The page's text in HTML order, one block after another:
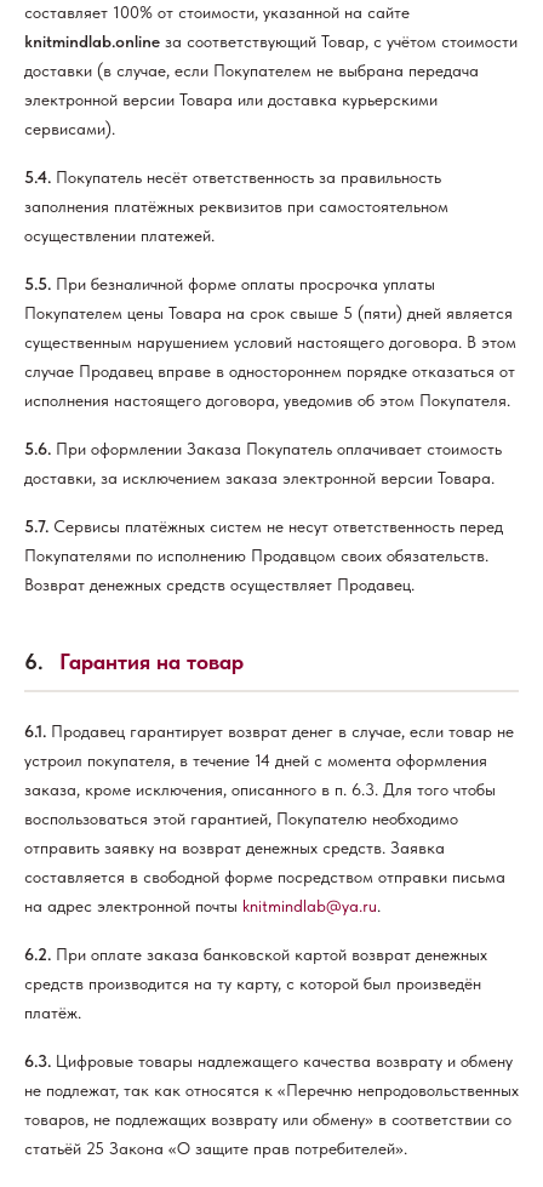
составляет 100% от стоимости, указанной на сайте
knitmindlab.online за соответствующий Товар, с учётом стоимости
доставки (в случае, если Покупателем не выбрана передача
электронной версии Товара или доставка курьерскими
сервисами).
5.4. Покупатель несёт ответственность за правильность
заполнения платёжных реквизитов при самостоятельном
осуществлении платежей.
5.5. При безналичной форме оплаты просрочка уплаты
Покупателем цены Товара на срок свыше 5 (пяти) дней является
существенным нарушением условий настоящего договора. В этом
случае Продавец вправе в одностороннем порядке отказаться от
исполнения настоящего договора, уведомив об этом Покупателя.
5.6. При оформлении Заказа Покупатель оплачивает стоимость
доставки, за исключением заказа электронной версии Товара.
5.7. Сервисы платёжных систем не несут ответственность перед
Покупателями по исполнению Продавцом своих обязательств.
Возврат денежных средств осуществляет Продавец.
6. Гарантия на товар
6.1. Продавец гарантирует возврат денег в случае, если товар не
устроил покупателя, в течение 14 дней с момента оформления
заказа, кроме исключения, описанного в п. 6.3. Для того чтобы
воспользоваться этой гарантией, Покупателю необходимо
отправить заявку на возврат денежных средств. Заявка
составляется в свободной форме посредством отправки письма
на адрес электронной почты knitmindlab@ya.ru.
6.2. При оплате заказа банковской картой возврат денежных
средств производится на ту карту, с которой был произведён
платёж.
6.3. Цифровые товары надлежащего качества возврату и обмену
не подлежат, так как относятся к «Перечню непродовольственных
товаров, не подлежащих возврату или обмену» в соответствии со
статьёй 25 Закона «О защите прав потребителей».